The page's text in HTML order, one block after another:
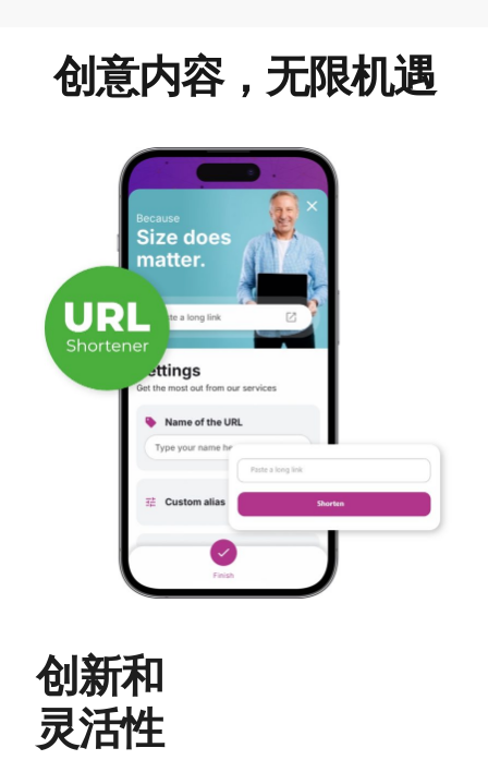
创意内容，无限机遇
创新和
灵活性